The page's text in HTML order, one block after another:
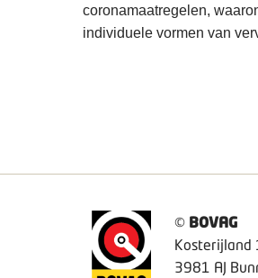
coronamaatregelen,
individuele vormen van
© BOVAG
Kosterijland
3981 AJ